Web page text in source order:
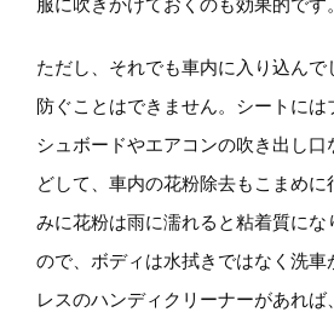
服に吹きかけておくのも効果的です。
ただし、それでも車内に入り込んで
防ぐことはできません。シートには
シュボードやエアコンの吹き出し口
どして、車内の花粉除去もこまめに
みに花粉は雨に濡れると粘着質にな
ので、ボディは水拭きではなく洗車
レスのハンディクリーナーがあれば